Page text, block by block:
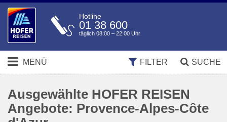
Hotline
01 38 600
täglich 08:00 – 22:00 Uhr
MENÜ SUCHE
FILTER
Ausgewählte HOFER REISEN
Angebote: Provence-Alpes-Côte